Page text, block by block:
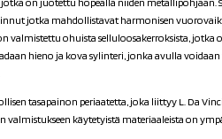
jotka mahdollistavat harmonisen
valmistettu ohuista selluloosakerroksista, jotka
hieno ja kova sylinteri, jonka avulla
tasapainon periaatetta, joka liittyy L. Da
valmistukseen käytetyistä materiaaleista on